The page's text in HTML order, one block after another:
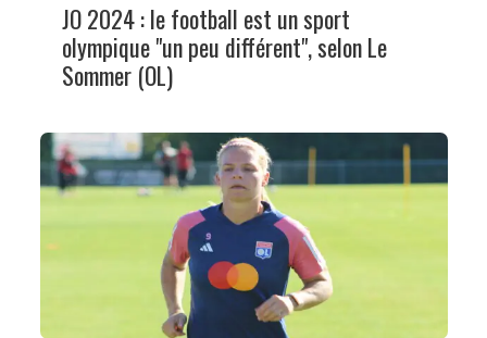
JO 2024 : le football est un sport
olympique "un peu différent", selon Le
Sommer (OL)